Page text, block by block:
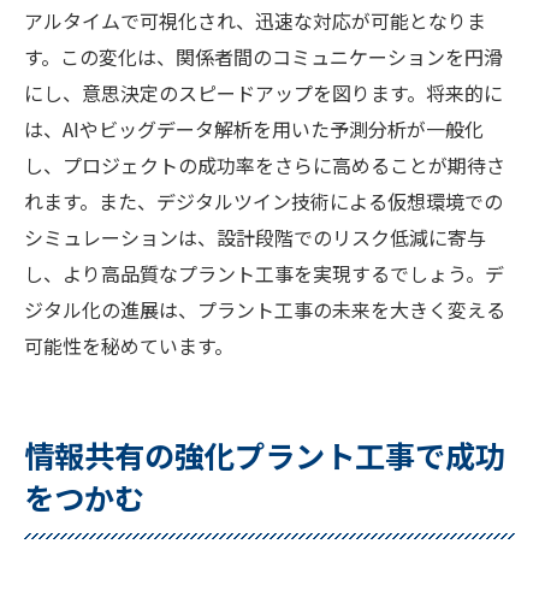
アルタイムで可視化され、迅速な対応が可能となりま
す。この変化は、関係者間のコミュニケーションを円滑
にし、意思決定のスピードアップを図ります。将来的に
は、AIやビッグデータ解析を用いた予測分析が一般化
し、プロジェクトの成功率をさらに高めることが期待さ
れます。また、デジタルツイン技術による仮想環境での
シミュレーションは、設計段階でのリスク低減に寄与
し、より高品質なプラント工事を実現するでしょう。デ
ジタル化の進展は、プラント工事の未来を大きく変える
可能性を秘めています。
情報共有の強化プラント工事で成功
をつかむ